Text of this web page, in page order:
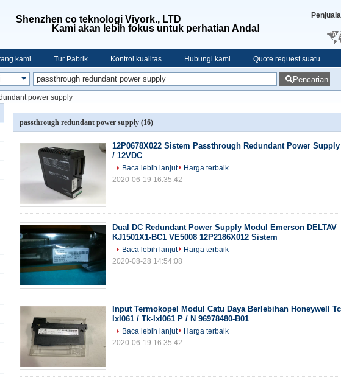
Shenzhen co teknologi Viyork., LTD
Kami akan lebih fokus untuk perhatian Anda!
kami Tur Pabrik Kontrol kualitas Hubungi kami Quote request suatu
Pencarian
power supply
passthrough redundant power supply (16)
12P0678X022 Sistem Passthrough Redundant Power Supply
/ 12VDC
Baca lebih lanjut
Harga terbaik
2020-06-19 16:35:42
Dual DC Redundant Power Supply Modul Emerson DELTAV
KJ1501X1-BC1 VE5008 12P2186X012 Sistem
Baca lebih lanjut
Harga terbaik
2020-08-28 14:54:08
Input Termokopel Modul Catu Daya Berlebihan Honeywell
Ixl061 / Tk-Ixl061 P / N 96978480-B01
Baca lebih lanjut
Harga terbaik
2020-06-19 16:35:42